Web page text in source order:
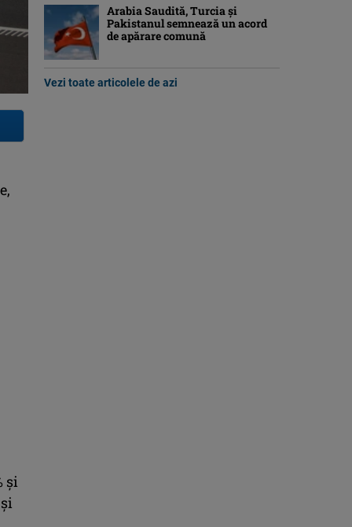
și
Arabia Saudită, Turcia şi
Pakistanul semnează un acord
de apărare comună
Vezi toate articolele de azi